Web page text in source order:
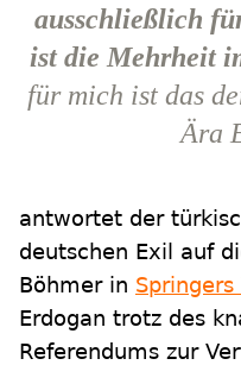
ausschließlich
ist die Mehrheit
für mich ist das
Ära
antwortet der
deutschen Exil auf
Böhmer in Springers
Erdogan trotz des
Referendums zur